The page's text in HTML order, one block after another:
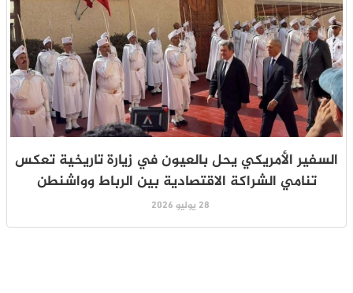
السفير الأمريكي يحل بالعيون في زيارة تاريخية تعكس
تنامي الشراكة الاقتصادية بين الرباط وواشنطن
28 يوليو 2026